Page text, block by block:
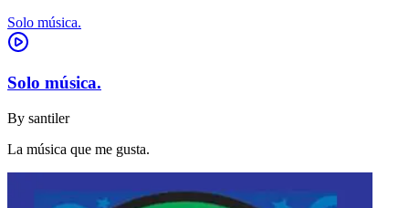
Solo música.
Solo música.
By santiler
La música que me gusta.